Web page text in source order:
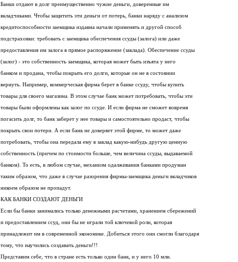
Банки отдают в долг преимущественно чужие деньги, доверенные им
вкладчиками. Чтобы защитить эти деньги от потерь, банки наряду с анализом
кредитоспособности заемщика издавна начали применять и другой способ
подстраховки: требовать с заемщика обеспечения ссуды (залога) или даже
предоставления им залога в прямое распоряжение (заклада). Обеспечение ссуды
(залог) - это собственность заемщика, которая может быть изъята у него
банком и продана, чтобы покрыть его долги, которые он не в состоянии
вернуть. Например, коммерческая фирма берет в банке ссуду, чтобы купить
товары для своего магазина. В этом случае банк может потребовать, чтобы эти
товары были оформлены как залог по ссуде. И если фирма не сможет вовремя
погасить долг, то банк заберет у нее товары и самостоятельно продаст, чтобы
покрыть свои потери. А если банк не доверяет этой фирме, то может даже
потребовать, чтобы она передала ему в заклад какую-нибудь другую ценную
собственность (причем по стоимости больше, чем величина ссуды, выдаваемой
банком). То есть, в любом случае, механизм одалживания банками продуман
таким образом, что даже в случае разорения фирмы-заемщика деньги вкладчиков
никоем образом не пропадут.
КАК БАНКИ СОЗДАЮТ ДЕНЬГИ
Если бы банки занимались только денежными расчетами, хранением сбережений
и предоставлением ссуд, они бы не играли той ключевой роли, которая
принадлежит им в современной экономике. Добиться этого они смогли благодаря
тому, что научились создавать деньги!!!
Представим себе, что в стране есть только один банк, и у него 10 млн.